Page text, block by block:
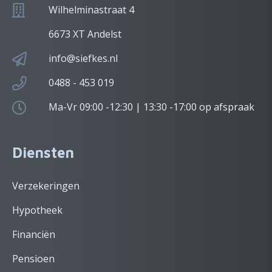
Wilhelminastraat 4
6673 XT Andelst
info@siefkes.nl
0488 - 453 019
Ma-Vr 09:00 -12:30 | 13:30 -17:00 op afspraak
Diensten
Verzekeringen
Hypotheek
Financiën
Pensioen